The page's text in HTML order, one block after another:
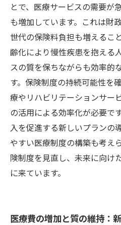
とで、医療サービスの需要が
も増加しています。これは財
世代の保険料負担も増えるこ
齢化により慢性疾患を抱える
スの質を保ちながらも効率的
す。保険制度の持続可能性を
療やリハビリテーションサー
の活用による効率化が必要で
入を促進する新しいプランの
やすい医療制度の構築も考え
険制度を見直し、未来に向け
に来ています。
医療費の増加と質の維持：